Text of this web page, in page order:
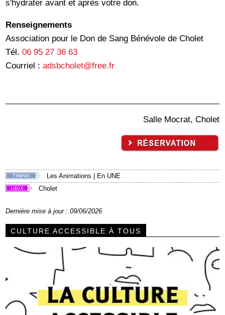
s'hydrater avant et après votre don.
Renseignements
Association pour le Don de Sang Bénévole de Cholet
Tél.06 95 27 36 63
Courriel :adsbcholet@free.fr
Salle Mocrat, Cholet
Les Animations
En UNE
Cholet
Dernière mise à jour : 09/06/2026
CULTURE ACCESSIBLE À TOUS